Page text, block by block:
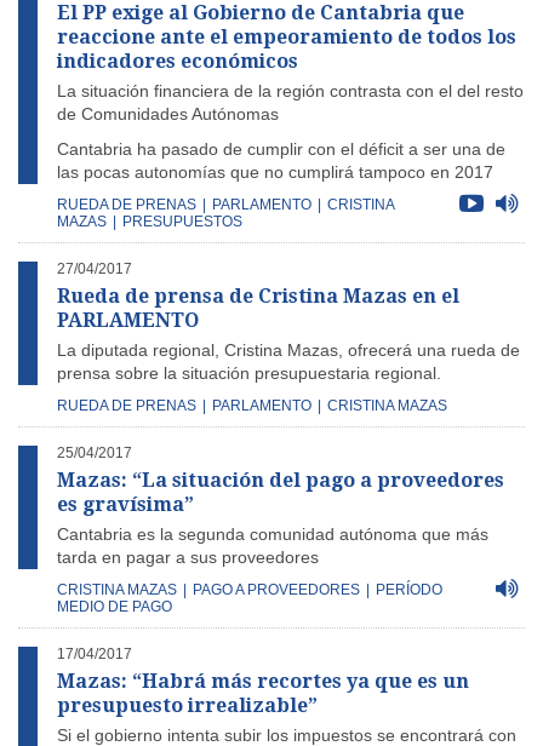
El PP exige al Gobierno de Cantabria que
reaccione ante el empeoramiento de todos los
indicadores económicos
La situación financiera de la región contrasta con el del resto
de Comunidades Autónomas
Cantabria ha pasado de cumplir con el déficit a ser una de
las pocas autonomías que no cumplirá tampoco en 2017
RUEDA DE PRENAS PARLAMENTO
CRISTINA
MAZAS
PRESUPUESTOS
27/04/2017
Rueda de prensa de Cristina Mazas en el
PARLAMENTO
La diputada regional, Cristina Mazas, ofrecerá una rueda de
prensa sobre la situación presupuestaria regional.
RUEDA DE PRENAS PARLAMENTO CRISTINA MAZAS
25/04/2017
Mazas: “La situación del pago a proveedores
es gravísima”
Cantabria es la segunda comunidad autónoma que más
tarda en pagar a sus proveedores
CRISTINA MAZAS PAGO A PROVEEDORES
PERÍODO
MEDIO DE PAGO
17/04/2017
Mazas: “Habrá más recortes ya que es un
presupuesto irrealizable”
Si el gobierno intenta subir los impuestos se encontrará con